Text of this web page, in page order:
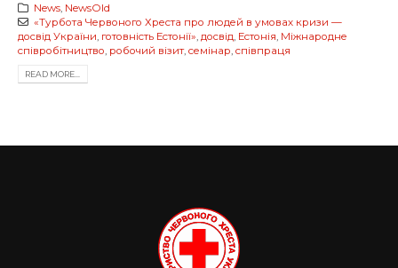
News, NewsOld
«Турбота Червоного Хреста про людей в умовах кризи —
досвід України готовність Естонії» досвід Естонія Міжнародне
співробітництво робочий візит, семінар співпраця
READ MORE...